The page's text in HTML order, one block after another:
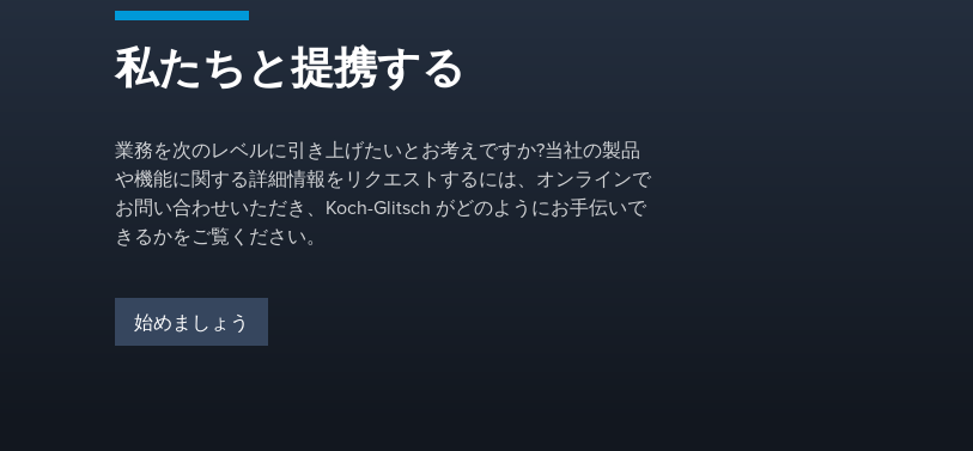
ープットと製品品質が向上
します。
私たちと提携する
業務を次のレベルに引き上げたいとお考えですか?当社の製品
や機能に関する詳細情報をリクエストするには、オンラインで
お問い合わせいただき、Koch-Glitsch がどのようにお手伝いで
きるかをご覧ください。
始めましょう